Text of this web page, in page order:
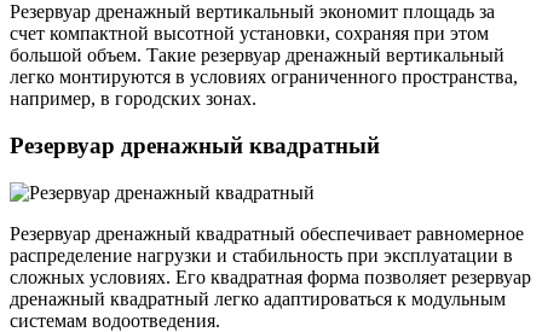
Резервуар дренажный вертикальный экономит площадь за
счет компактной высотной установки, сохраняя при этом
большой объем. Такие резервуар дренажный вертикальный
легко монтируются в условиях ограниченного пространства,
например, в городских зонах.
Резервуар дренажный квадратный
Резервуар дренажный квадратный обеспечивает равномерное
распределение нагрузки и стабильность при эксплуатации в
сложных условиях. Его квадратная форма позволяет резервуар
дренажный квадратный легко адаптироваться к модульным
системам водоотведения.